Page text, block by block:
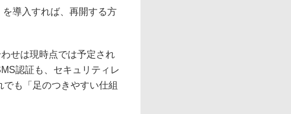
導入すれば、再開する方
せは現時点では予定され
認証も、セキュリティレ
も「足のつきやすい仕組